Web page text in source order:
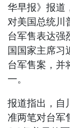
华早报》报道
对美国总统川
台军售表达强
国国家主席习
台军售案，并
一。
报道指出，自
准两笔对台军